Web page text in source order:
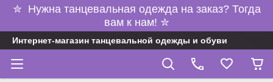
✮ Нужна танцевальная одежда на заказ? Тогда
вам к нам! ✮
Интернет-магазин танцевальной одежды и обуви